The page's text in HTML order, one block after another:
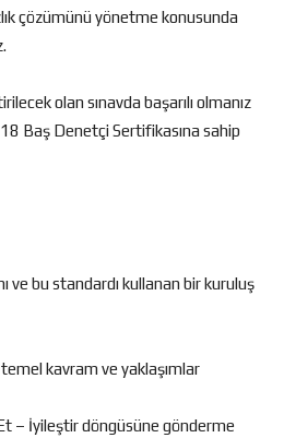
çözümünü yönetme konusunda
olan sınavda başarılı olmanız
Baş Denetçi Sertifikasına sahip
ve bu standardı kullanan bir kuruluş
kavram ve yaklaşımlar
– İyileştir döngüsüne gönderme